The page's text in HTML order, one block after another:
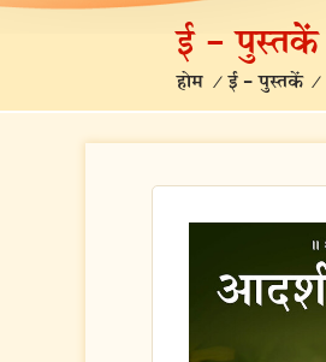
ई – पुस्तकें
होम /ई – पुस्तकें /